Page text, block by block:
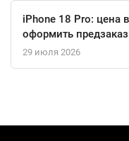
iPhone 18 Pro: цена
оформить предзаказ
29 июля 2026